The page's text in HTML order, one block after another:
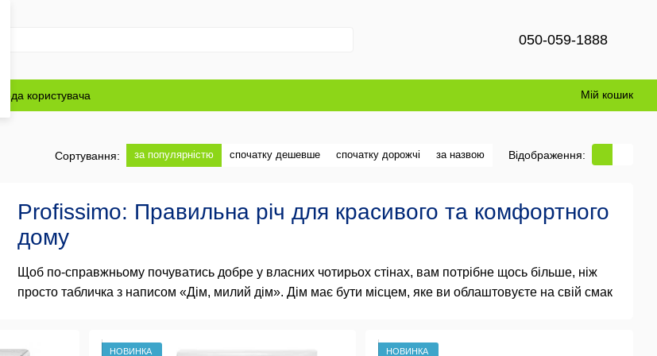
050-059-1888
Угода користувача Мій кошик
Сортування: за популярністю спочатку дешевше спочатку дорожчі за назвою Відображення:
Profissimo: Правильна річ для красивого та комфортного
дому
Щоб по-справжньому почуватись добре у власних чотирьох стінах, вам потрібне щось більше, ніж
просто табличка з написом «Дім, милий дім». Дім має бути місцем, яке ви облаштовуєте на свій смак
знайти в меню?
НОВИНКА НОВИНКА